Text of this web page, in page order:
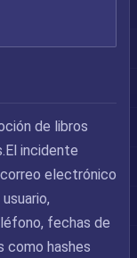
de libros
incidente
electrónico
fechas de
como hashes